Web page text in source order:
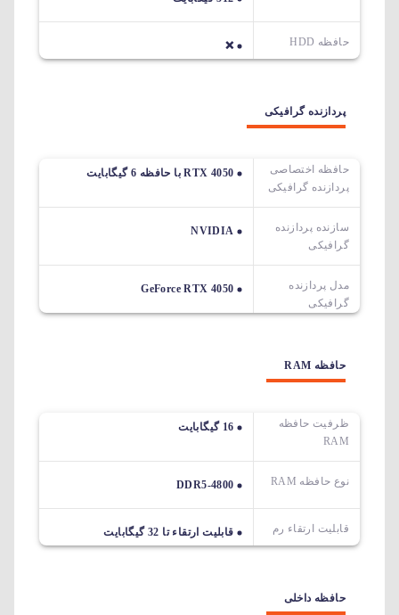
حافظه HDD ❌
پردازنده گرافیکی
حافظه اختصاصی
پردازنده گرافیکی
RTX 4050 با حافظه 6 گیگابایت
سازنده پردازنده
گرافیکی
NVIDIA
مدل پردازنده
گرافیکی
GeForce RTX 4050
حافظه RAM
ظرفیت حافظه
RAM
16 گیگابایت
نوع حافظه RAM DDR5-4800
قابلیت ارتقاء رم قابلیت ارتقاء تا 32 گیگابایت
حافظه داخلی